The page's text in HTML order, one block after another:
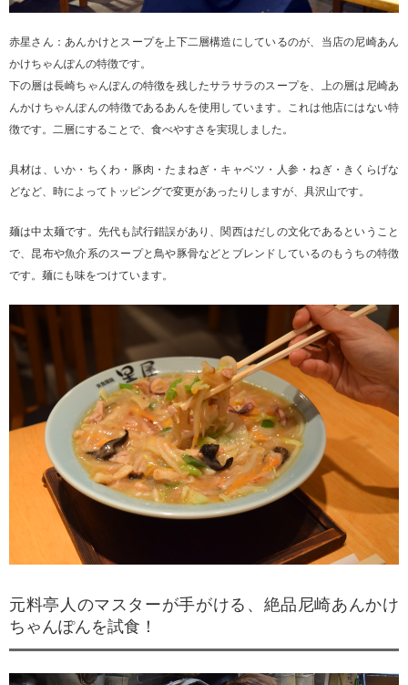
赤星さん：あんかけとスープを上下二層構造にしているのが、当店の尼崎あん
かけちゃんぽんの特徴です。
下の層は長崎ちゃんぽんの特徴を残したサラサラのスープを、上の層は尼崎あ
んかけちゃんぽんの特徴であるあんを使用しています。これは他店にはない特
徴です。二層にすることで、食べやすさを実現しました。
具材は、いか・ちくわ・豚肉・たまねぎ・キャベツ・人参・ねぎ・きくらげな
どなど、時によってトッピングで変更があったりしますが、具沢山です。
麺は中太麺です。先代も試行錯誤があり、関西はだしの文化であるということ
で、昆布や魚介系のスープと鳥や豚骨などとブレンドしているのもうちの特徴
です。麺にも味をつけています。
元料亭人のマスターが手がける、絶品尼崎あんかけ
ちゃんぽんを試食！